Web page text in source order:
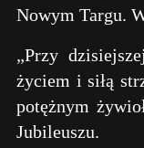
Nowym Targu.
„Przy
życiem i siłą
potężnym
Jubileuszu.